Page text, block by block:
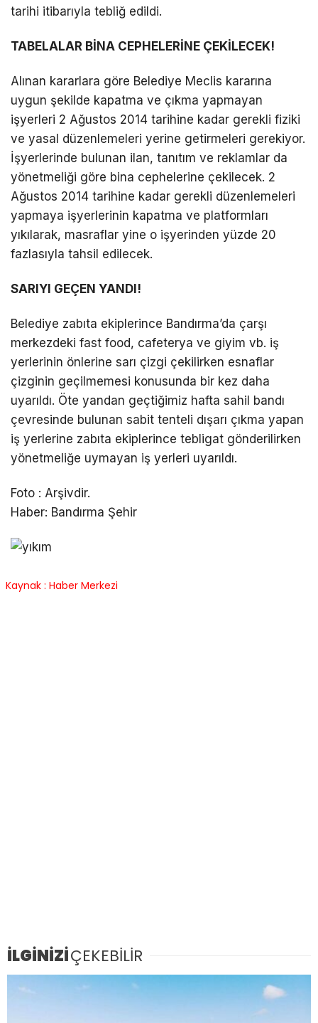
tarihi itibarıyla tebliğ edildi.
TABELALAR BİNA CEPHELERİNE ÇEKİLECEK!
Alınan kararlara göre Belediye Meclis kararına
uygun şekilde kapatma ve çıkma yapmayan
işyerleri 2 Ağustos 2014 tarihine kadar gerekli fiziki
ve yasal düzenlemeleri yerine getirmeleri gerekiyor.
İşyerlerinde bulunan ilan, tanıtım ve reklamlar da
yönetmeliği göre bina cephelerine çekilecek. 2
Ağustos 2014 tarihine kadar gerekli düzenlemeleri
yapmaya işyerlerinin kapatma ve platformları
yıkılarak, masraflar yine o işyerinden yüzde 20
fazlasıyla tahsil edilecek.
SARIYI GEÇEN YANDI!
Belediye zabıta ekiplerince Bandırma’da çarşı
merkezdeki fast food, cafeterya ve giyim vb. iş
yerlerinin önlerine sarı çizgi çekilirken esnaflar
çizginin geçilmemesi konusunda bir kez daha
uyarıldı. Öte yandan geçtiğimiz hafta sahil bandı
çevresinde bulunan sabit tenteli dışarı çıkma yapan
iş yerlerine zabıta ekiplerince tebligat gönderilirken
yönetmeliğe uymayan iş yerleri uyarıldı.
Foto : Arşivdir.
Haber: Bandırma Şehir
Kaynak : Haber Merkezi
İLGİNİZİÇEKEBİLİR